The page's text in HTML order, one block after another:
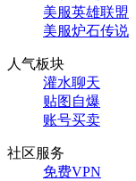
美服英雄联盟
美服炉石传说
人气板块
灌水聊天
贴图自爆
账号买卖
社区服务
免费VPN